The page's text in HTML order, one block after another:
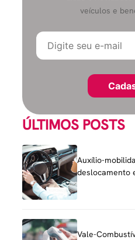
veículos e
ÚLTIMOS POSTS
Auxílio-
deslocamento
Vale-